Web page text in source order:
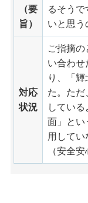
（要
旨）
るそう
いと思う
対応
状況
ご指摘
い合わせ
り、「
た。ただ
してい
面」とい
用して
（安全安